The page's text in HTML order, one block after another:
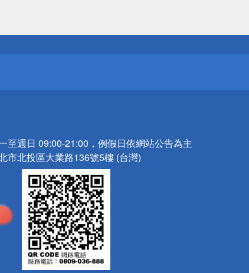
至週日 09:00-21:00，例假日依網站公告為主
市北投區大業路136號5樓 (台灣)